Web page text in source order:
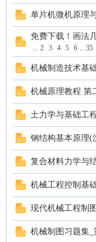
单片机微机原理
免费下载！画法
... 2 3 4 5 6 .. 35
机械制造技术基
机械原理教程 第
土力学与基础工
钢结构基本原理(
复合材料力学与
机械工程控制基
现代机械工程制
机械制图习题集